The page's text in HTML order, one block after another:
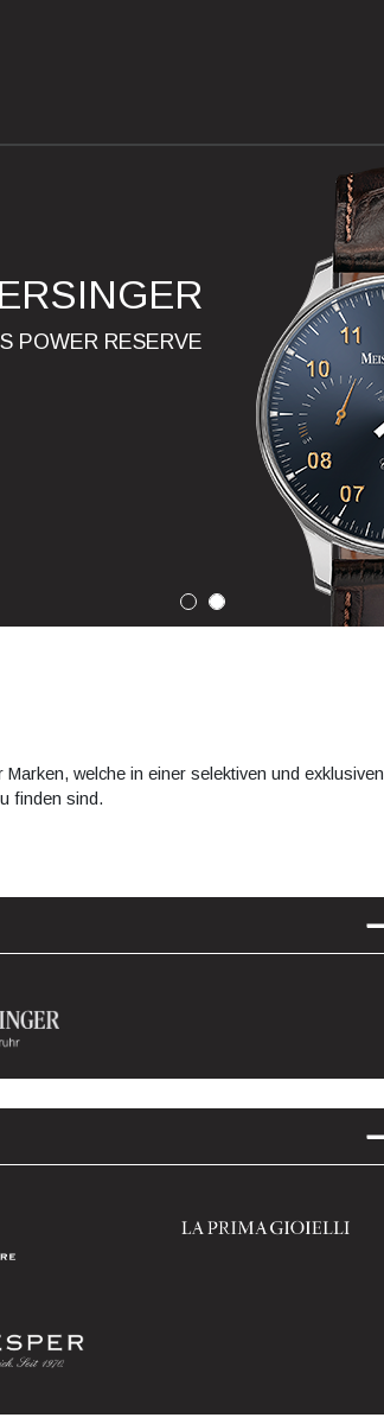
POWER RESERVE
welche in einer selektiven und exklusiven
finden sind.